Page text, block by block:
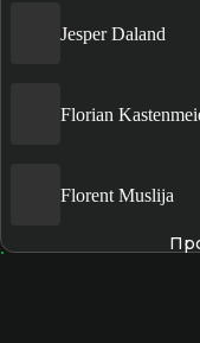
Jesper Daland
Florian
Florent Muslija